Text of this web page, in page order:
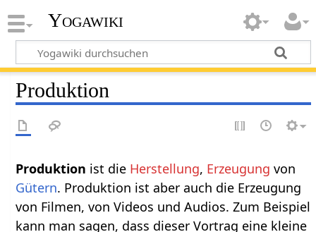
Yogawiki
Produktion
ist die Herstellung, Erzeugung von
Gütern. Produktion ist aber auch die Erzeugung
von Filmen, von Videos und Audios. Zum Beispiel
kann man sagen, dass dieser Vortrag eine kleine